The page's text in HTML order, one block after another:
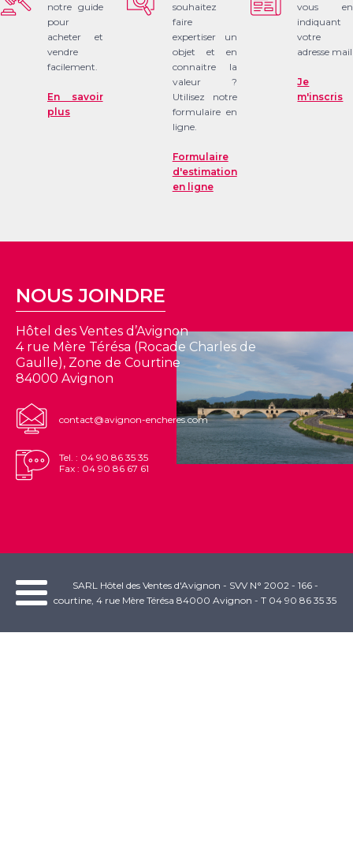
notre guide
pour
acheter et
vendre
facilement.
En savoir
plus
souhaitez
faire
expertiser un
objet et en
connaitre la
valeur ?
Utilisez notre
formulaire en
ligne.
Formulaire
d'estimation
en ligne
vous en
indiquant
votre
adresse mail
Je
m'inscris
NOUS JOINDRE
Hôtel des Ventes d’Avignon
4 rue Mère Térésa (Rocade Charles de
Gaulle), Zone de Courtine
84000 Avignon
contact@avignon-encheres.com
Tel. : 04 90 86 35 35
Fax : 04 90 86 67 61
SARL Hôtel des Ventes d'Avignon - SVV N° 2002 - 166 -
courtine, 4 rue Mère Térésa 84000 Avignon - T 04 90 86 35 35